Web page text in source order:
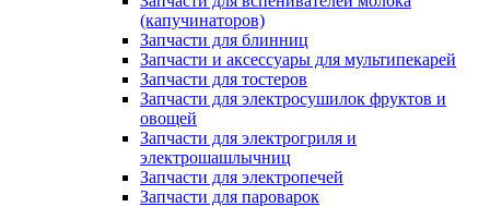
(капучинаторов)
Запчасти для блинниц
Запчасти и аксессуары для мультипекарей
Запчасти для тостеров
Запчасти для электросушилок фруктов и
овощей
Запчасти для электрогриля и
электрошашлычниц
Запчасти для электропечей
Запчасти для пароварок